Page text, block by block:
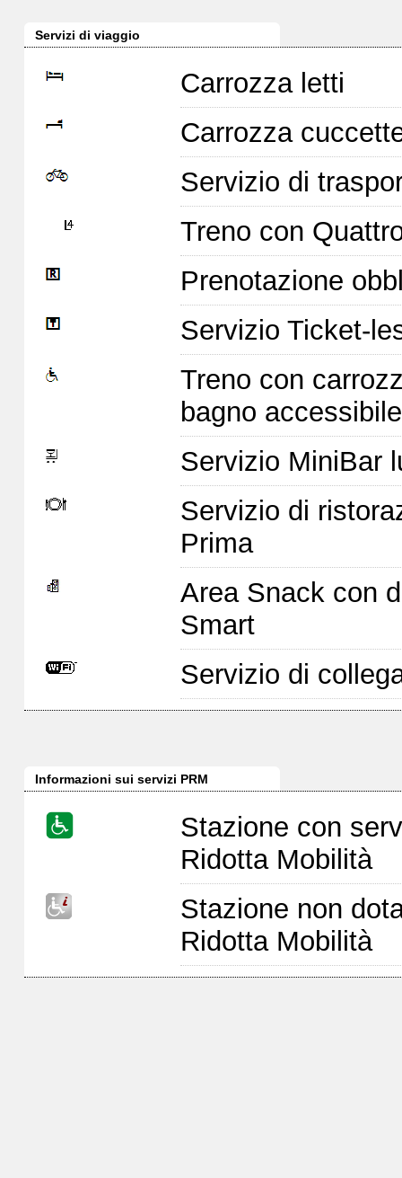
Servizi di viaggio
Carrozza letti
Carrozza
Servizio di
Treno con
Prenotazione
Servizio Ticket-
Treno con
bagno
Servizio MiniBar
Servizio di
Prima
Area Snack con
Smart
Servizio di
Informazioni sui servizi PRM
Stazione con
Ridotta Mobilità
Stazione non
Ridotta Mobilità